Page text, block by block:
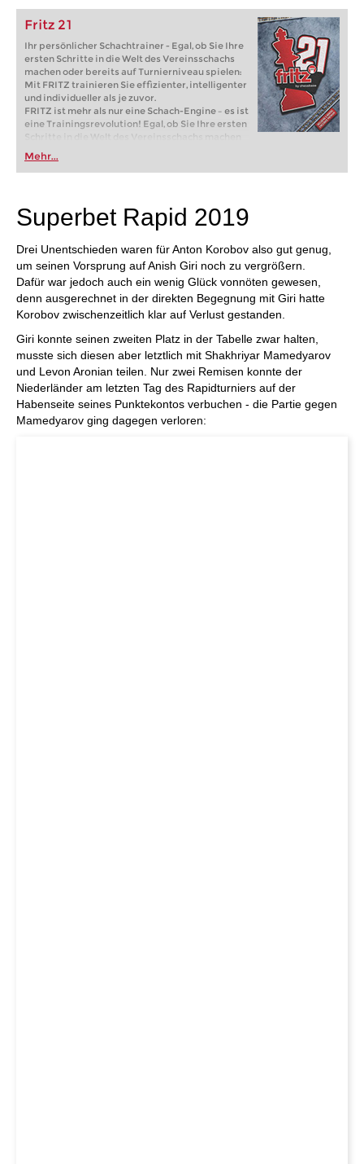
Fritz 21
Ihr persönlicher Schachtrainer - Egal, ob Sie Ihre
ersten Schritte in die Welt des Vereinsschachs
machen oder bereits auf Turnierniveau spielen:
Mit FRITZ trainieren Sie effizienter, intelligenter
und individueller als je zuvor.
FRITZ ist mehr als nur eine Schach-Engine – es ist
eine Trainingsrevolution! Egal, ob Sie Ihre ersten
Schritte in die Welt des Vereinsschachs machen
oder bereits auf Turnierniveau spielen: Mit
FRITZ trainieren Sie effizienter, intelligenter und
individueller als je zuvor.
Mehr...
Superbet Rapid 2019
Drei Unentschieden waren für Anton Korobov also gut genug,
um seinen Vorsprung auf Anish Giri noch zu vergrößern.
Dafür war jedoch auch ein wenig Glück vonnöten gewesen,
denn ausgerechnet in der direkten Begegnung mit Giri hatte
Korobov zwischenzeitlich klar auf Verlust gestanden.
Giri konnte seinen zweiten Platz in der Tabelle zwar halten,
musste sich diesen aber letztlich mit Shakhriyar Mamedyarov
und Levon Aronian teilen. Nur zwei Remisen konnte der
Niederländer am letzten Tag des Rapidturniers auf der
Habenseite seines Punktekontos verbuchen - die Partie gegen
Mamedyarov ging dagegen verloren: